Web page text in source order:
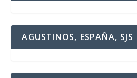
AGUSTINOS, ESPAÑA, SJS